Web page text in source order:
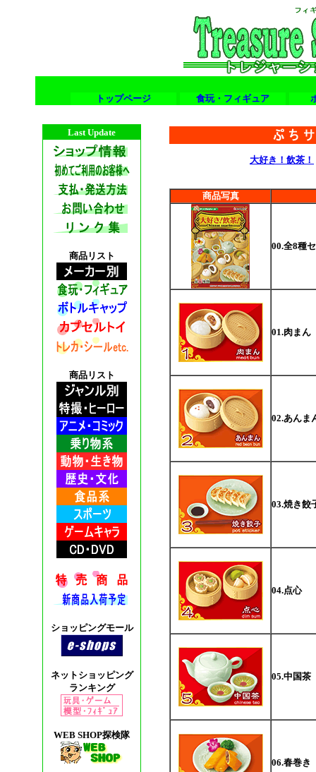
トップページ 食玩・フィギュア
Last Update
商品リスト
商品リスト
ショッピングモール
ネットショッピング
ランキング
WEB SHOP探検隊
大好き！飲茶！
商品写真
00.全8種
01.肉まん
02.あんま
03.焼き餃
04.点心
05.中国茶
06.春巻き